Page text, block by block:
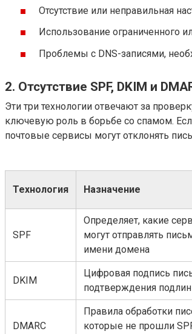
Отсутствие или неправильная
Использование ограниченного
Проблемы с DNS-записями,
2. Отсутствие SPF, DKIM и
Эти три технологии отвечают за
ключевую роль в борьбе со спамом.
почтовые сервисы могут отклонять
Технология Назначение
SPF
Определяет, какие
могут отправлять
имени домена
DKIM
Цифровая подпись
подтверждения
DMARC
Правила обработки
которые не прошли